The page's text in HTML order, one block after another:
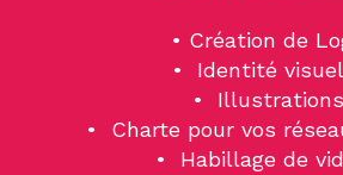
• Création de
• Identité
• Illustrations
• Charte pour vos
• Habillage de